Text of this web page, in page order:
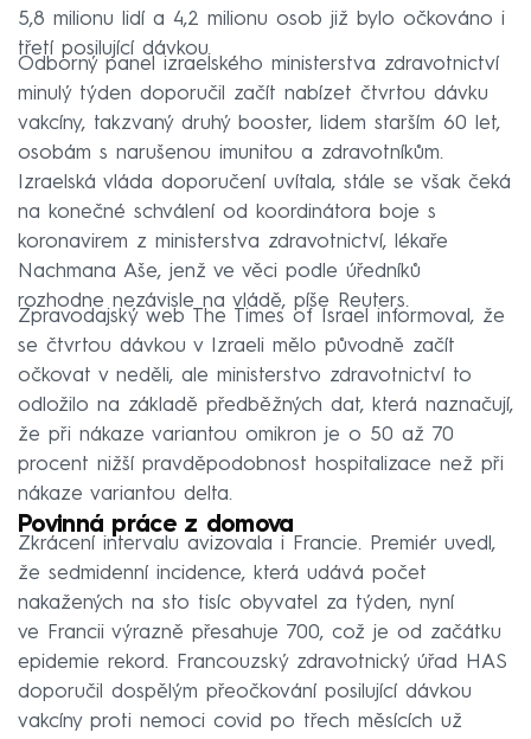
5,8 milionu lidí a 4,2 milionu osob již bylo očkováno i
třetí posilující dávkou.
Odborný panel izraelského ministerstva zdravotnictví
minulý týden doporučil začít nabízet čtvrtou dávku
vakcíny, takzvaný druhý booster, lidem starším 60 let,
osobám s narušenou imunitou a zdravotníkům.
Izraelská vláda doporučení uvítala, stále se však čeká
na konečné schválení od koordinátora boje s
koronavirem z ministerstva zdravotnictví, lékaře
Nachmana Aše, jenž ve věci podle úředníků
rozhodne nezávisle na vládě, píše Reuters.
Zpravodajský web The Times of Israel informoval, že
se čtvrtou dávkou v Izraeli mělo původně začít
očkovat v neděli, ale ministerstvo zdravotnictví to
odložilo na základě předběžných dat, která naznačují,
že při nákaze variantou omikron je o 50 až 70
procent nižší pravděpodobnost hospitalizace než při
nákaze variantou delta.
Povinná práce z domova
Zkrácení intervalu avizovala i Francie. Premiér uvedl,
že sedmidenní incidence, která udává počet
nakažených na sto tisíc obyvatel za týden, nyní
ve Francii výrazně přesahuje 700, což je od začátku
epidemie rekord. Francouzský zdravotnický úřad HAS
doporučil dospělým přeočkování posilující dávkou
vakcíny proti nemoci covid po třech měsících už